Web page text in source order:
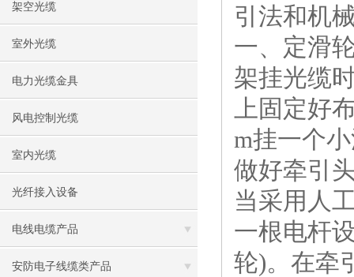
架空光缆
室外光缆
电力光缆金具
风电控制光缆
室内光缆
光纤接入设备
电线电缆产品
安防电子线缆类产品
引法和机
一、定滑
架挂光缆
上固定好
m挂一个
做好牵引
当采用人
一根电杆
轮)。在牵